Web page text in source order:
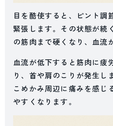
目を酷使すると、ピント調
緊張します。その状態が続
の筋肉まで硬くなり、血流
血流が低下すると筋肉に疲
り、首や肩のこりが発生し
こめかみ周辺に痛みを感じ
やすくなります。